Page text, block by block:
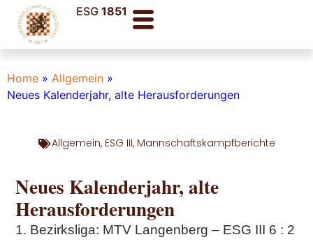
ESG1851
Home » Allgemein »
Neues Kalenderjahr, alte Herausforderungen
Allgemein, ESG III, Mannschaftskampfberichte
Neues Kalenderjahr, alte
Herausforderungen
1. Bezirksliga: MTV Langenberg – ESG III 6 : 2